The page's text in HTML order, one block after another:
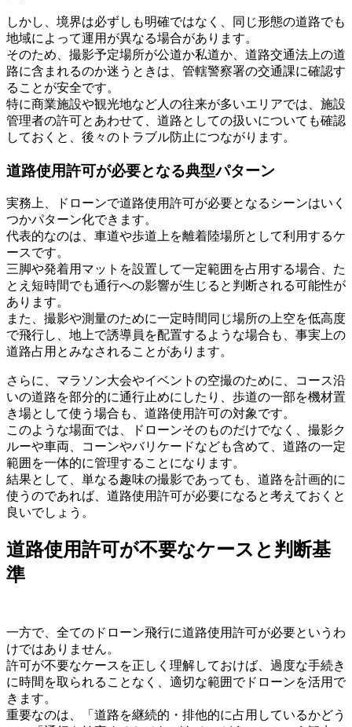
しかし、境界は必ずしも明確ではなく、同じ形態の道路でも
地域によって運用が異なる場合があります。
そのため、撮影予定場所が公道か私道か、道路交通法上の道
路に含まれるのか迷うときは、管轄警察署の交通課に確認す
ることが安全です。
特に商業施設や観光地など人の往来が多いエリアでは、施設
管理者の許可とあわせて、道路としての扱いについても確認
しておくと、後々のトラブル防止につながります。
道路使用許可が必要となる典型パターン
実務上、ドローンで道路使用許可が必要となるシーンはいく
つかパターン化できます。
代表的なのは、車道や歩道上を離着陸場所として利用するケ
ースです。
三脚や発着用マットを設置して一定範囲を占用する場合、た
とえ短時間でも通行への影響が生じると判断される可能性が
あります。
また、撮影や測量のために一定時間同じ場所の上空を低高度
で飛行し、地上で誘導員を配置するような場合も、事実上の
道路占用とみなされることがあります。
さらに、マラソン大会やイベントの空撮のために、コース沿
いの道路を部分的に通行止めにしたり、歩道の一部を機材置
き場として使う場合も、道路使用許可の対象です。
このような場面では、ドローンそのものだけでなく、撮影ク
ルーや車両、コーンやバリケードなども含めて、道路の一定
範囲を一体的に管理することになります。
結果として、単なる趣味の撮影であっても、道路を計画的に
使うのであれば、道路使用許可が必要になると考えておくと
良いでしょう。
道路使用許可が不要なケースと判断基
準
一方で、全てのドローン飛行に道路使用許可が必要というわ
けではありません。
許可が不要なケースを正しく理解しておけば、過度な手続き
に時間を取られることなく、適切な範囲でドローンを活用で
きます。
重要なのは、「道路を継続的・排他的に占用しているかどう